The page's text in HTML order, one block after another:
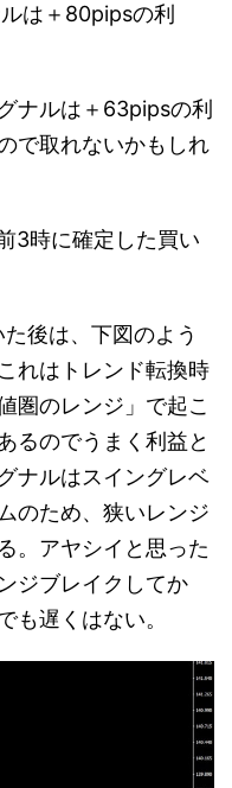
は＋80pipsの利
ナルは＋63pipsの利
で取れないかもしれ
3時に確定した買い
後は、下図のよう
れはトレンド転換時
圏のレンジ」で起こ
るのでうまく利益と
ナルはスイングレベ
のため、狭いレンジ
。アヤシイと思った
ジブレイクしてか
も遅くはない。